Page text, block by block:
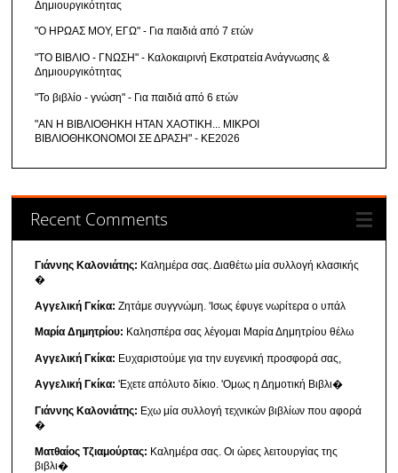
Δημιουργικότητας
"Ο ΗΡΩΑΣ ΜΟΥ, ΕΓΩ" - Για παιδιά από 7 ετών
"ΤΟ ΒΙΒΛΙΟ - ΓΝΩΣΗ" - Καλοκαιρινή Εκστρατεία Ανάγνωσης &
Δημιουργικότητας
"Το βιβλίο - γνώση" - Για παιδιά από 6 ετών
"ΑΝ Η ΒΙΒΛΙΟΘΗΚΗ ΗΤΑΝ ΧΑΟΤΙΚΗ... ΜΙΚΡΟΙ
ΒΙΒΛΙΟΘΗΚΟΝΟΜΟΙ ΣΕ ΔΡΑΣΗ" - ΚΕ2026
Recent Comments
Γιάννης Καλονιάτης: Καλημέρα σας. Διαθέτω μία συλλογή κλασικής
�
Αγγελική Γκίκα: Ζητάμε συγγνώμη. 'Ισως έφυγε νωρίτερα ο υπάλ
Μαρία Δημητρίου: Καλησπέρα σας λέγομαι Μαρία Δημητρίου θέλω
Αγγελική Γκίκα: Ευχαριστούμε για την ευγενική προσφορά σας,
Αγγελική Γκίκα: 'Εχετε απόλυτο δίκιο. 'Ομως η Δημοτική Βιβλι�
Γιάννης Καλονιάτης: Εχω μία συλλογή τεχνικών βιβλίων που αφορά
�
Ματθαίος Τζιαμούρτας: Καλημέρα σας. Οι ώρες λειτουργίας της
βιβλι�